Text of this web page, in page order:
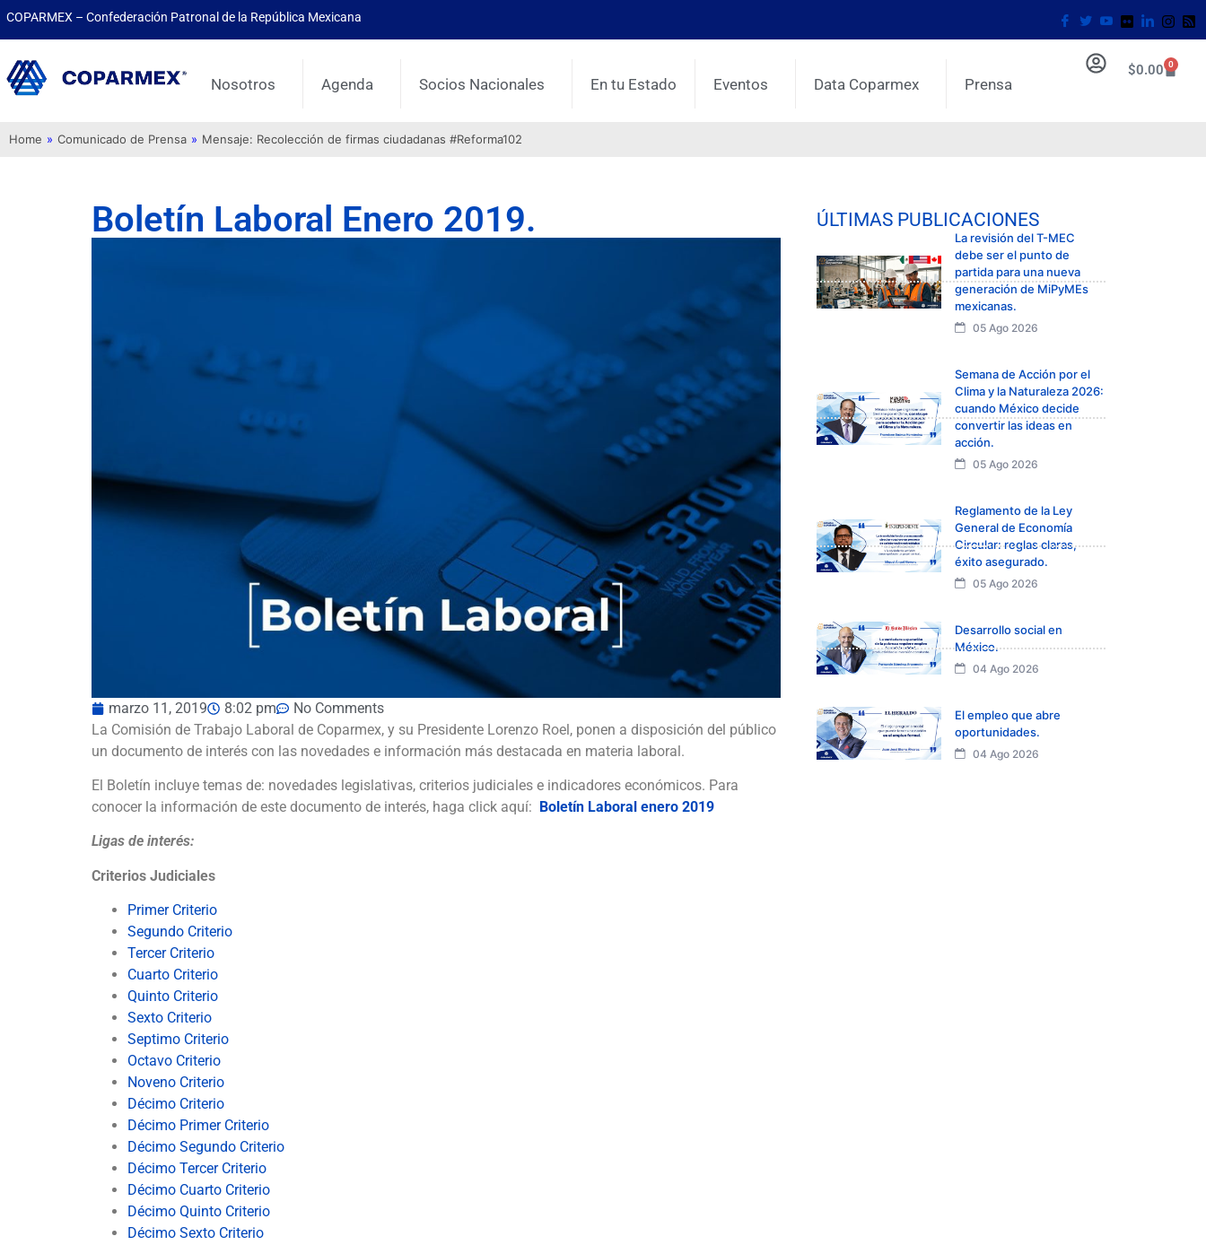
COPARMEX – Confederación Patronal de la República Mexicana
Nosotros Agenda Socios Nacionales En tu Estado Eventos Data Coparmex Prensa
$0.00 0
Home » Comunicado de Prensa » Mensaje: Recolección de firmas ciudadanas #Reforma102
Boletín Laboral Enero 2019.
marzo 11, 2019 8:02 pm
No Comments
La Comisión de Trabajo Laboral de Coparmex, y su Presidente Lorenzo Roel, ponen a disposición del público
un documento de interés con las novedades e información más destacada en materia laboral.
El Boletín incluye temas de: novedades legislativas, criterios judiciales e indicadores económicos. Para
conocer la información de este documento de interés, haga click aquí: Boletín Laboral enero 2019
Ligas de interés:
Criterios Judiciales
Primer Criterio
Segundo Criterio
Tercer Criterio
Cuarto Criterio
Quinto Criterio
Sexto Criterio
Septimo Criterio
Octavo Criterio
Noveno Criterio
Décimo Criterio
Décimo Primer Criterio
Décimo Segundo Criterio
Décimo Tercer Criterio
Décimo Cuarto Criterio
Décimo Quinto Criterio
Décimo Sexto Criterio
ÚLTIMAS PUBLICACIONES
La revisión del T-MEC
debe ser el punto de
partida para una nueva
generación de MiPyMEs
mexicanas.
05 Ago 2026
Semana de Acción por el
Clima y la Naturaleza 2026:
cuando México decide
convertir las ideas en
acción.
05 Ago 2026
Reglamento de la Ley
General de Economía
Circular: reglas claras,
éxito asegurado.
05 Ago 2026
Desarrollo social en
México.
04 Ago 2026
El empleo que abre
oportunidades.
04 Ago 2026